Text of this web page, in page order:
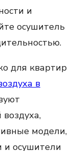
и
осушитель
для квартир
в
модели,
и осушители